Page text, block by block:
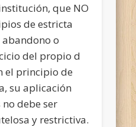
que NO
de estricta
o
del propio d
el principio de
su aplicación
debe ser
y restrictiva.